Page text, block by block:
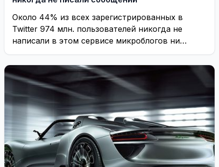
Около 44% из всех зарегистрированных в
Twitter 974 млн. пользователей никогда не
написали в этом сервисе микроблогов ни
одного сообщения ...